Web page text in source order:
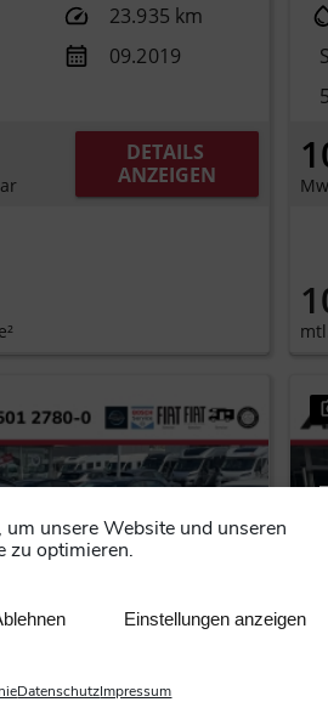
unsere Website und unseren
zu optimieren.
Einstellungen anzeigen
DatenschutzImpressum
23.935 km
09.2019
DETAILS
ANZEIGEN